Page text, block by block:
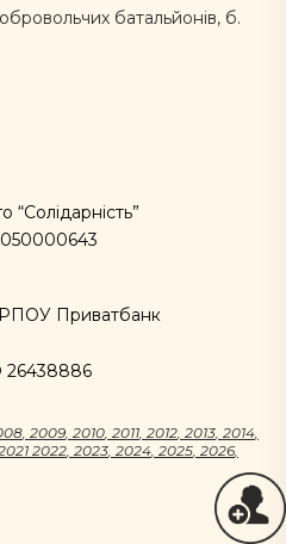
батальйонів, б.
Приватбанк
, 2009, 2010, 2011, 2012, 2013, 2014,
2022, 2023, 2024, 2025, 2026,